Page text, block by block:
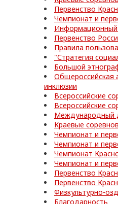
Первенство
Чемпионат и
Информационный
Первенство
Правила
"Стратегия
Большой
Общероссийская
инклюзии
Всероссийские
Всероссийские
Международный
Краевые
Чемпионат и
Чемпионат и
Чемпионат
Чемпионат и
Первенство
Первенство
Физкультурно-
Благодарность